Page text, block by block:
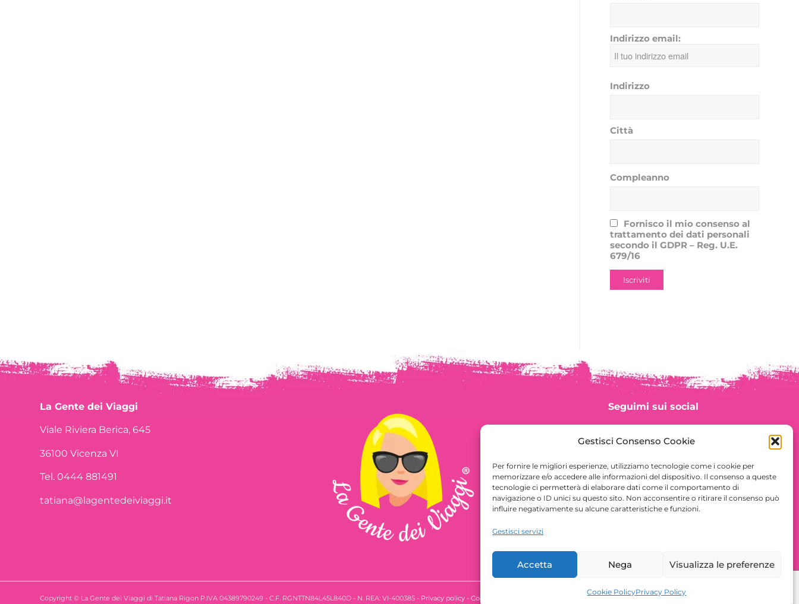
Prenota una Consulenza Viaggio
Gestisci Consenso Cookie
Per fornire le migliori esperienze, utilizziamo tecnologie come i cookie per
memorizzare e/o accedere alle informazioni del dispositivo. Il consenso a queste
tecnologie ci permetterà di elaborare dati come il comportamento di
navigazione o ID unici su questo sito. Non acconsentire o ritirare il consenso può
influire negativamente su alcune caratteristiche e funzioni.
Gestisci servizi
Accetta Nega Visualizza le preferenze
Cookie PolicyPrivacy Policy
Indirizzo email:
Indirizzo
Città
Compleanno
Fornisco il mio consenso al
trattamento dei dati personali
secondo il GDPR – Reg. U.E.
679/16
La Gente dei Viaggi
Viale Riviera Berica, 645
36100 Vicenza VI
Tel. 0444 881491
tatiana@lagentedeiviaggi.it
Seguimi sui social
Copyright © La Gente dei Viaggi di Tatiana Rigon P.IVA 04389790249 - C.F. RGNTTN84L45L840D - N. REA: VI-400385 - Privacy policy - Cookie Policy Wonder Graphics